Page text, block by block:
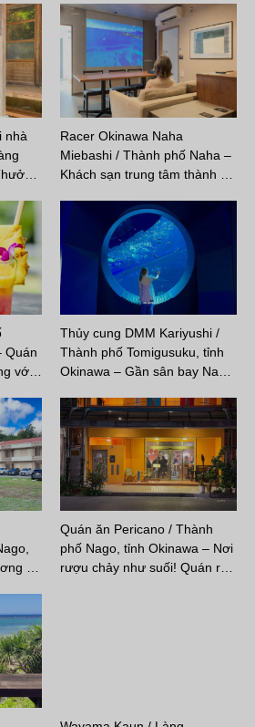
nhà
Racer Okinawa Naha
Miebashi / Thành phố Naha –
Khách sạn trung tâm thành …
Quán
vớ…
Thủy cung DMM Kariyushi /
Thành phố Tomigusuku, tỉnh
Okinawa – Gần sân bay Na…
…
Quán ăn Pericano / Thành
phố Nago, tỉnh Okinawa – Nơi
rượu chảy như suối! Quán r…